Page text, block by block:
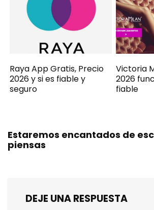
Raya App Gratis, Precio
2026 y si es fiable y
seguro
Victoria
2026
fiable
Estaremos encantados de
piensas
DEJE UNA RESPUESTA